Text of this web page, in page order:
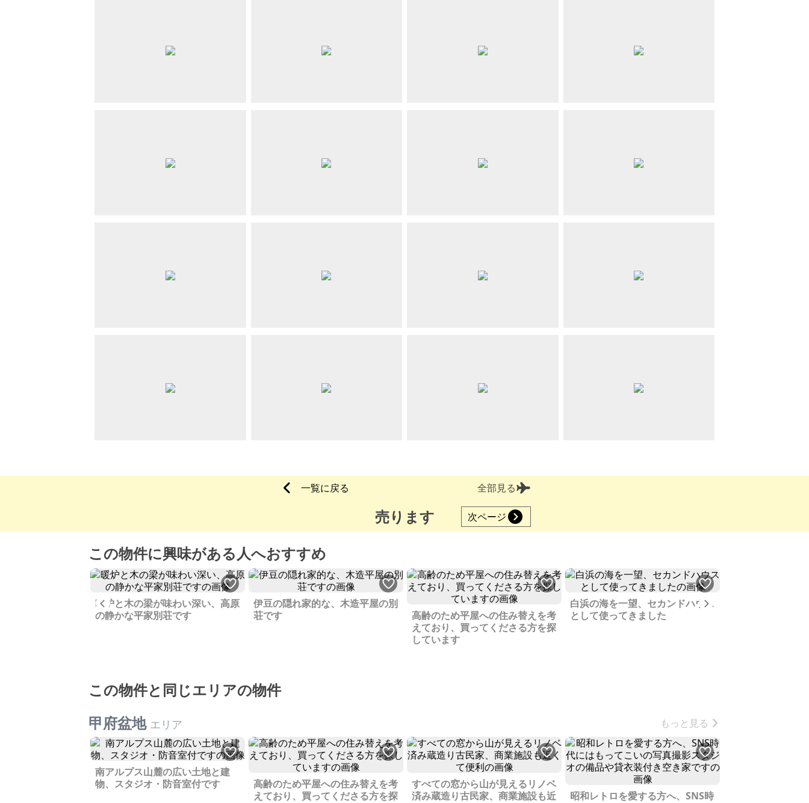
一覧に戻る 全部見る
売ります 次ページ
この物件に興味がある人へおすすめ
Previous
暖炉と木の梁が味わい深い、高原
の静かな平家別荘です
伊豆の隠れ家的な、木造平屋の別
荘です
高齢のため平屋への住み替えを考
えており、買ってくださる方を探
しています
白浜の海を一望、セカンドハウス
として使ってきました
Next
この物件と同じエリアの物件
甲府盆地 エリア もっと見る
南アルプス山麓の広い土地と建
物、スタジオ・防音室付です
高齢のため平屋への住み替えを考
えており、買ってくださる方を探
すべての窓から山が見えるリノベ
済み蔵造り古民家、商業施設も近
昭和レトロを愛する方へ、SNS時